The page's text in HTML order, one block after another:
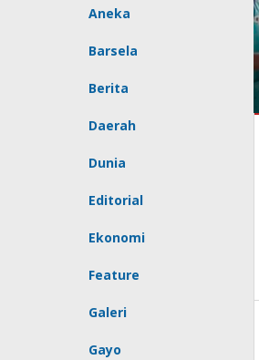
Aneka
Barsela
Berita
Daerah
Dunia
Editorial
Ekonomi
Feature
Galeri
Gayo